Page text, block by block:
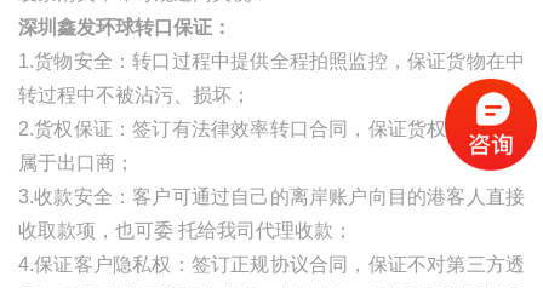
深圳鑫发环球转口保证：
1.货物安全：转口过程中提供全程拍照监控，保证货物在中
转过程中不被沾污、损坏；
2.货权保证：签订有法律效率转口合同，保证货权自始至终
属于出口商；
3.收款安全：客户可通过自己的离岸账户向目的港客人直接
收取款项，也可委 托给我司代理收款；
4.保证客户隐私权：签订正规协议合同，保证不对第三方透